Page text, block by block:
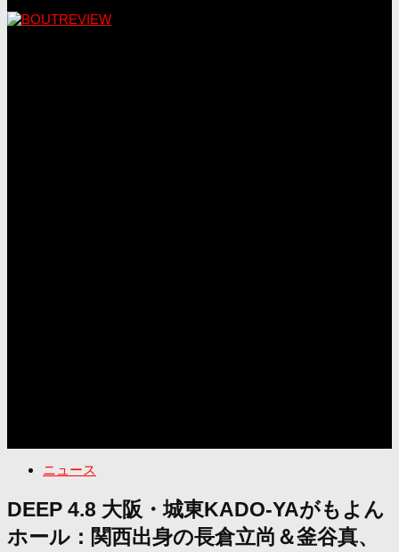
ニュース
DEEP 4.8 大阪・城東KADO-YAがもよん
ホール：関西出身の長倉立尚＆釜谷真、